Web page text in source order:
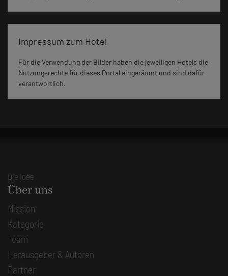
Impressum zum Hotel
Für die Verwendung der Bilder haben die jeweiligen Hotels die
Nutzungsrechte für dieses Portal eingeräumt und sind dafür
verantwortlich.
Die Idee
Über uns
Mission
Kategorie
Team
Herausgeber & Autoren
Partner